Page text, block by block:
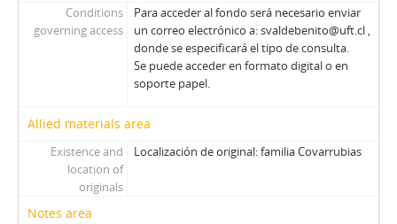
Conditions
governing access
Para acceder al fondo será necesario enviar
un correo electrónico a: svaldebenito@uft.cl ,
donde se especificará el tipo de consulta.
Se puede acceder en formato digital o en
soporte papel.
Allied materials area
Existence and
location of
originals
Localización de original: familia Covarrubias
Notes area